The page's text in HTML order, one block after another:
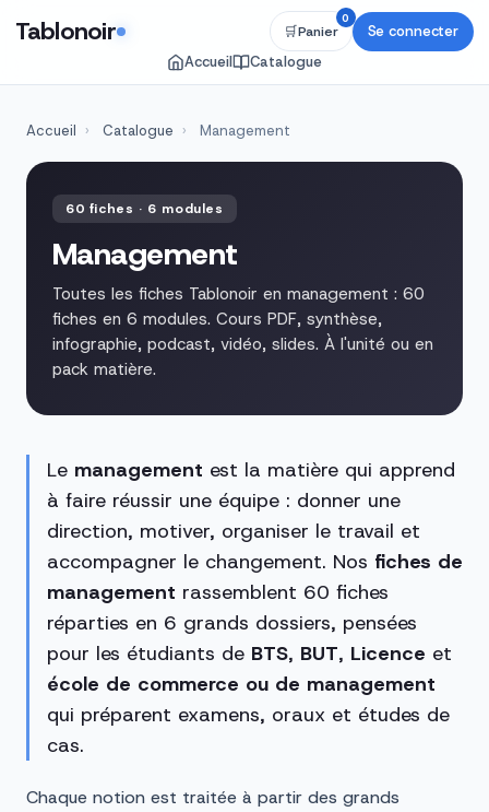
Tablonoir
Accueil Catalogue
🛒Panier
0
Se connecter
Accueil › Catalogue › Management
60 fiches · 6 modules
Management
Toutes les fiches Tablonoir en management : 60
fiches en 6 modules. Cours PDF, synthèse,
infographie, podcast, vidéo, slides. À l'unité ou en
pack matière.
Le management est la matière qui apprend
à faire réussir une équipe : donner une
direction, motiver, organiser le travail et
accompagner le changement. Nos fiches de
management rassemblent 60 fiches
réparties en 6 grands dossiers, pensées
pour les étudiants de BTS, BUT, Licence et
école de commerce ou de management
qui préparent examens, oraux et études de
cas.
Chaque notion est traitée à partir des grands